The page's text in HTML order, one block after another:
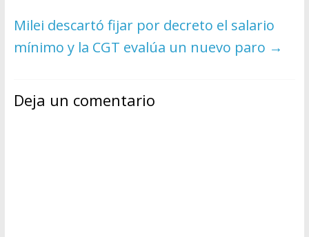
Milei descartó fijar por decreto el salario
mínimo y la CGT evalúa un nuevo paro →
Deja un comentario